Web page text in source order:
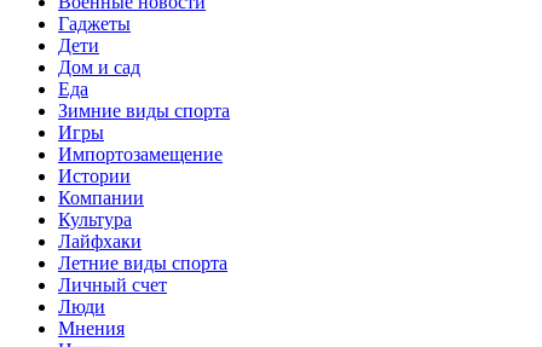
Гаджеты
Дети
Дом и сад
Еда
Зимние виды спорта
Игры
Импортозамещение
Истории
Компании
Культура
Лайфхаки
Летние виды спорта
Личный счет
Люди
Мнения